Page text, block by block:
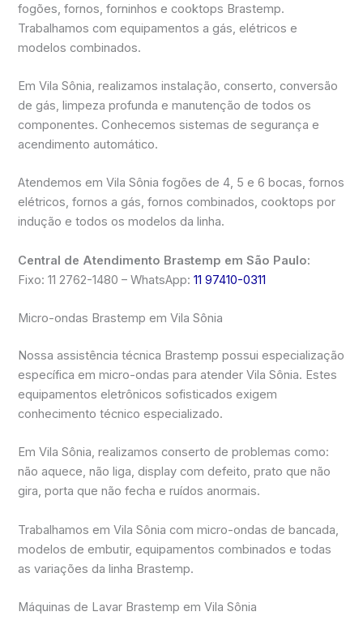
fogões, fornos, forninhos e cooktops Brastemp.
Trabalhamos com equipamentos a gás, elétricos e
modelos combinados.
Em Vila Sônia, realizamos instalação, conserto, conversão
de gás, limpeza profunda e manutenção de todos os
componentes. Conhecemos sistemas de segurança e
acendimento automático.
Atendemos em Vila Sônia fogões de 4, 5 e 6 bocas, fornos
elétricos, fornos a gás, fornos combinados, cooktops por
indução e todos os modelos da linha.
Central de Atendimento Brastemp em São Paulo:
Fixo: 11 2762-1480 – WhatsApp:11 97410-0311
Micro-ondas Brastemp em Vila Sônia
Nossa assistência técnica Brastemp possui especialização
específica em micro-ondas para atender Vila Sônia. Estes
equipamentos eletrônicos sofisticados exigem
conhecimento técnico especializado.
Em Vila Sônia, realizamos conserto de problemas como:
não aquece, não liga, display com defeito, prato que não
gira, porta que não fecha e ruídos anormais.
Trabalhamos em Vila Sônia com micro-ondas de bancada,
modelos de embutir, equipamentos combinados e todas
as variações da linha Brastemp.
Máquinas de Lavar Brastemp em Vila Sônia